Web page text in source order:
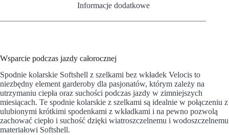
Informacje dodatkowe
Wsparcie podczas jazdy całorocznej
Spodnie kolarskie Softshell z szelkami bez wkładek Velocis to
niezbędny element garderoby dla pasjonatów, którym zależy na
utrzymaniu ciepła oraz suchości podczas jazdy w zimniejszych
miesiącach. Te spodnie kolarskie z szelkami są idealnie w połączeniu z
ulubionymi krótkimi spodenkami z wkładkami i na pewno pozwolą
zachować ciepło i suchość dzięki wiatroszczelnemu i wodoszczelnemu
materiałowi Softshell.